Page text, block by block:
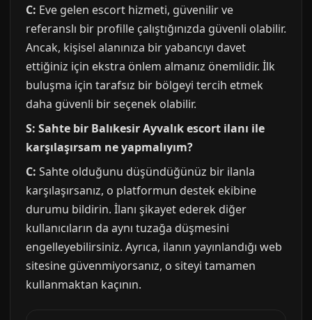
C: Eve gelen escort hizmeti, güvenilir ve
referanslı bir profille çalıştığınızda güvenli olabilir.
Ancak, kişisel alanınıza bir yabancıyı davet
ettiğiniz için ekstra önlem almanız önemlidir. İlk
buluşma için tarafsız bir bölgeyi tercih etmek
daha güvenli bir seçenek olabilir.
S: Sahte bir Balıkesir Ayvalık escort ilanı ile
karşılaşırsam ne yapmalıyım?
C: Sahte olduğunu düşündüğünüz bir ilanla
karşılaşırsanız, o platformun destek ekibine
durumu bildirin. İlanı şikayet ederek diğer
kullanıcıların da aynı tuzağa düşmesini
engelleyebilirsiniz. Ayrıca, ilanın yayınlandığı web
sitesine güvenmiyorsanız, o siteyi tamamen
kullanmaktan kaçının.